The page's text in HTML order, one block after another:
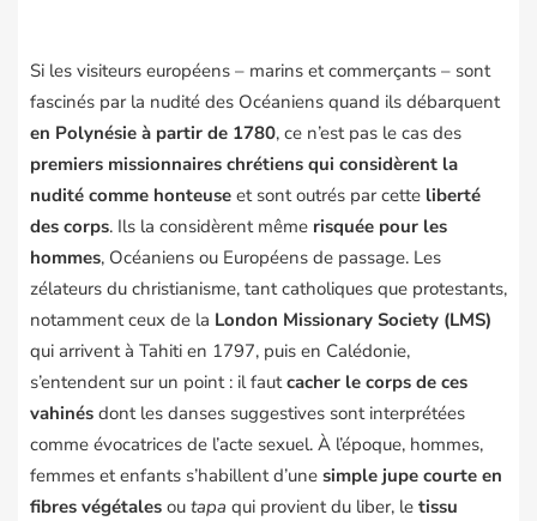
Si les visiteurs européens – marins et commerçants – sont
fascinés par la nudité des Océaniens quand ils débarquent
en Polynésie à partir de 1780, ce n’est pas le cas des
premiers missionnaires chrétiens qui considèrent la
nudité comme honteuse et sont outrés par cette liberté
des corps. Ils la considèrent même risquée pour les
hommes, Océaniens ou Européens de passage. Les
zélateurs du christianisme, tant catholiques que protestants,
notamment ceux de la London Missionary Society (LMS)
qui arrivent à Tahiti en 1797, puis en Calédonie,
s’entendent sur un point : il fautcacher le corps de ces
vahinés dont les danses suggestives sont interprétées
comme évocatrices de l’acte sexuel. À l’époque, hommes,
femmes et enfants s’habillent d’une simple jupe courte en
fibres végétales ou tapa qui provient du liber, le tissu